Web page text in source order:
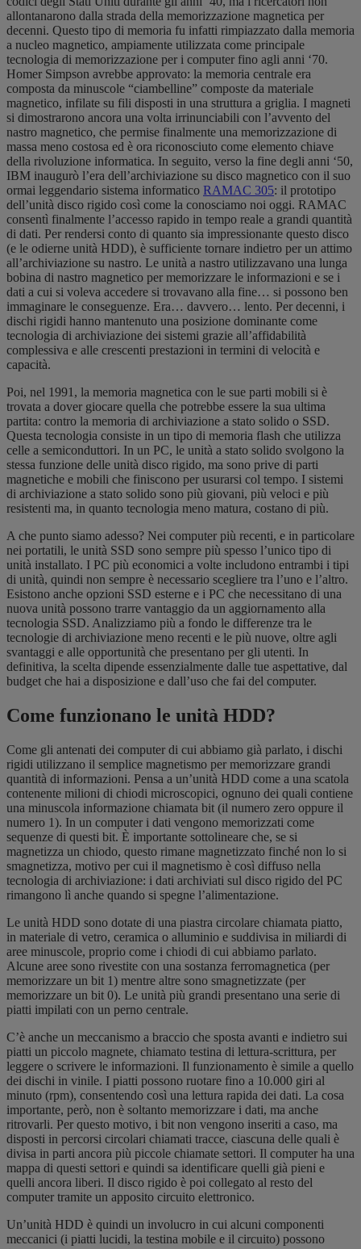
allontanarono dalla strada della memorizzazione magnetica per
decenni. Questo tipo di memoria fu infatti rimpiazzato dalla memoria
a nucleo magnetico, ampiamente utilizzata come principale
tecnologia di memorizzazione per i computer fino agli anni ‘70.
Homer Simpson avrebbe approvato: la memoria centrale era
composta da minuscole “ciambelline” composte da materiale
magnetico, infilate su fili disposti in una struttura a griglia. I magneti
si dimostrarono ancora una volta irrinunciabili con l’avvento del
nastro magnetico, che permise finalmente una memorizzazione di
massa meno costosa ed è ora riconosciuto come elemento chiave
della rivoluzione informatica. In seguito, verso la fine degli anni ‘50,
IBM inaugurò l’era dell’archiviazione su disco magnetico con il suo
ormai leggendario sistema informatico RAMAC 305: il prototipo
dell’unità disco rigido così come la conosciamo noi oggi. RAMAC
consentì finalmente l’accesso rapido in tempo reale a grandi quantità
di dati. Per rendersi conto di quanto sia impressionante questo disco
(e le odierne unità HDD), è sufficiente tornare indietro per un attimo
all’archiviazione su nastro. Le unità a nastro utilizzavano una lunga
bobina di nastro magnetico per memorizzare le informazioni e se i
dati a cui si voleva accedere si trovavano alla fine… si possono ben
immaginare le conseguenze. Era… davvero… lento. Per decenni, i
dischi rigidi hanno mantenuto una posizione dominante come
tecnologia di archiviazione dei sistemi grazie all’affidabilità
complessiva e alle crescenti prestazioni in termini di velocità e
capacità.
Poi, nel 1991, la memoria magnetica con le sue parti mobili si è
trovata a dover giocare quella che potrebbe essere la sua ultima
partita: contro la memoria di archiviazione a stato solido o SSD.
Questa tecnologia consiste in un tipo di memoria flash che utilizza
celle a semiconduttori. In un PC, le unità a stato solido svolgono la
stessa funzione delle unità disco rigido, ma sono prive di parti
magnetiche e mobili che finiscono per usurarsi col tempo. I sistemi
di archiviazione a stato solido sono più giovani, più veloci e più
resistenti ma, in quanto tecnologia meno matura, costano di più.
A che punto siamo adesso? Nei computer più recenti, e in particolare
nei portatili, le unità SSD sono sempre più spesso l’unico tipo di
unità installato. I PC più economici a volte includono entrambi i tipi
di unità, quindi non sempre è necessario scegliere tra l’uno e l’altro.
Esistono anche opzioni SSD esterne e i PC che necessitano di una
nuova unità possono trarre vantaggio da un aggiornamento alla
tecnologia SSD. Analizziamo più a fondo le differenze tra le
tecnologie di archiviazione meno recenti e le più nuove, oltre agli
svantaggi e alle opportunità che presentano per gli utenti. In
definitiva, la scelta dipende essenzialmente dalle tue aspettative, dal
budget che hai a disposizione e dall’uso che fai del computer.
Come funzionano le unità HDD?
Come gli antenati dei computer di cui abbiamo già parlato, i dischi
rigidi utilizzano il semplice magnetismo per memorizzare grandi
quantità di informazioni. Pensa a un’unità HDD come a una scatola
contenente milioni di chiodi microscopici, ognuno dei quali contiene
una minuscola informazione chiamata bit (il numero zero oppure il
numero 1). In un computer i dati vengono memorizzati come
sequenze di questi bit. È importante sottolineare che, se si
magnetizza un chiodo, questo rimane magnetizzato finché non lo si
smagnetizza, motivo per cui il magnetismo è così diffuso nella
tecnologia di archiviazione: i dati archiviati sul disco rigido del PC
rimangono lì anche quando si spegne l’alimentazione.
Le unità HDD sono dotate di una piastra circolare chiamata piatto,
in materiale di vetro, ceramica o alluminio e suddivisa in miliardi di
aree minuscole, proprio come i chiodi di cui abbiamo parlato.
Alcune aree sono rivestite con una sostanza ferromagnetica (per
memorizzare un bit 1) mentre altre sono smagnetizzate (per
memorizzare un bit 0). Le unità più grandi presentano una serie di
piatti impilati con un perno centrale.
C’è anche un meccanismo a braccio che sposta avanti e indietro sui
piatti un piccolo magnete, chiamato testina di lettura-scrittura, per
leggere o scrivere le informazioni. Il funzionamento è simile a quello
dei dischi in vinile. I piatti possono ruotare fino a 10.000 giri al
minuto (rpm), consentendo così una lettura rapida dei dati. La cosa
importante, però, non è soltanto memorizzare i dati, ma anche
ritrovarli. Per questo motivo, i bit non vengono inseriti a caso, ma
disposti in percorsi circolari chiamati tracce, ciascuna delle quali è
divisa in parti ancora più piccole chiamate settori. Il computer ha una
mappa di questi settori e quindi sa identificare quelli già pieni e
quelli ancora liberi. Il disco rigido è poi collegato al resto del
computer tramite un apposito circuito elettronico.
Un’unità HDD è quindi un involucro in cui alcuni componenti
meccanici (i piatti lucidi, la testina mobile e il circuito) possono